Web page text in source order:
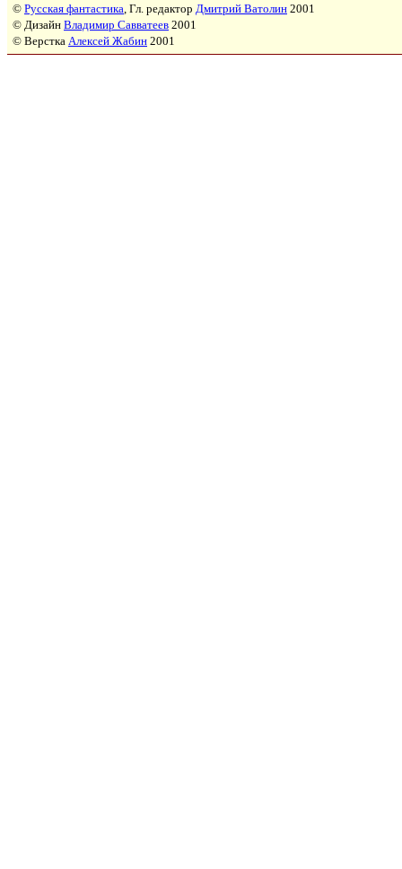
© Русская фантастика, Гл. редактор Дмитрий Ватолин 2001
© Дизайн Владимир Савватеев 2001
© Верстка Алексей Жабин 2001